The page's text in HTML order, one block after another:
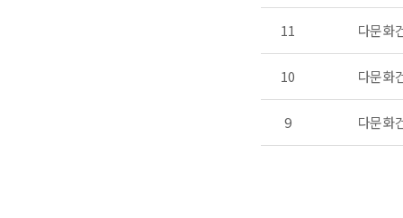
11 다문화
10 다문화
9 다문화